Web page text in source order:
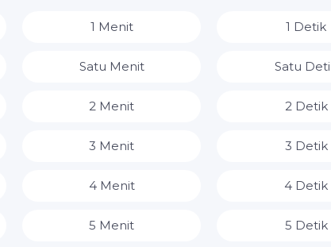
1 Menit
Satu Menit
2 Menit
3 Menit
4 Menit
5 Menit
1 Detik
Satu
2 Detik
3 Detik
4 Detik
5 Detik